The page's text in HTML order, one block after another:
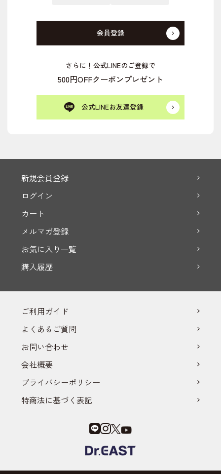
会員登録
さらに！公式LINEのご登録で
500円OFFクーポンプレゼント
公式LINEお友達登録
新規会員登録
ログイン
カート
メルマガ登録
お気に入り一覧
購入履歴
ご利用ガイド
よくあるご質問
お問い合わせ
会社概要
プライバシーポリシー
特商法に基づく表記